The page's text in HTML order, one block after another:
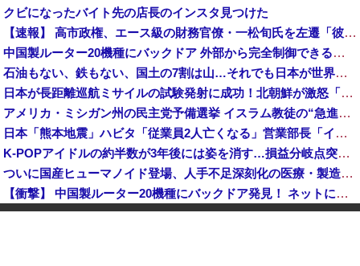
クビになったバイト先の店長のインスタ見つけた
【速報】 高市政権、エース級の財務官僚・一松旬氏を左遷「彼は協力的でなかった」財務省の言いなりではないことが判明
中国製ルーター20機種にバックドア 外部から完全制御できる機能が仕込まれていた
石油もない、鉄もない、国土の7割は山…それでも日本が世界屈指の経済大国になれた「勤勉さ」以外の勝因！
日本が長距離巡航ミサイルの試験発射に成功！北朝鮮が激怒「日本が戦争国家になろうとしている」「絶対に傍観しない、必ず後悔させる」
アメリカ・ミシガン州の民主党予備選挙 イスラム教徒の“急進左派”候補が勝利確実に⋯トランプ氏は批判
日本「熊本地震」ハビタ「従業員2人亡くなる」営業部長「イオンのスタッフに制止されなかった」日本「部長が連絡後の店員行動を証言（謎」イオン「再入館可能の事実ない」→
K-POPアイドルの約半数が3年後には姿を消す…損益分岐点突破は4％未満
ついに国産ヒューマノイド登場、人手不足深刻化の医療・製造現場などでの活用想定！
【衝撃】 中国製ルーター20機種にバックドア発見！ ネットに繋ぐだけで35秒ごとに中国のサーバーと通信
ダイソーの220円のUSBケーブルが3ヶ月でダメになったんやが